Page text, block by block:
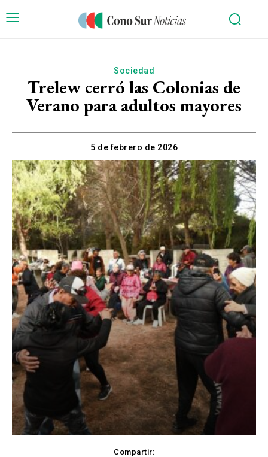
Sociedad
Trelew cerró las Colonias de
Verano para adultos mayores
5 de febrero de 2026
Compartir: